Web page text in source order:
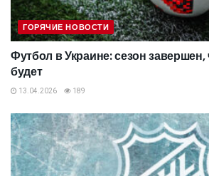
ГОРЯЧИЕ НОВОСТИ
Футбол в Украине: сезон
будет
13.04.2026 189